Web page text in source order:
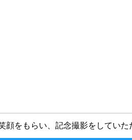
をもらい、記念撮影をしていた